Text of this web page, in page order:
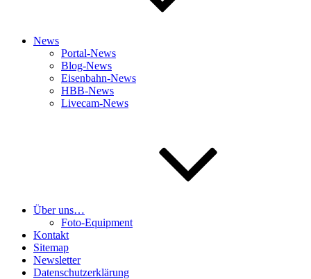
News
Portal-News
Blog-News
Eisenbahn-News
HBB-News
Livecam-News
Über uns…
Foto-Equipment
Kontakt
Sitemap
Newsletter
Datenschutzerklärung